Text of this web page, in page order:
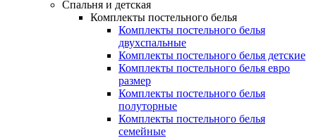
Спальня и детская
Комплекты постельного белья
Комплекты постельного белья
двухспальные
Комплекты постельного белья детские
Комплекты постельного белья евро
размер
Комплекты постельного белья
полуторные
Комплекты постельного белья
семейные